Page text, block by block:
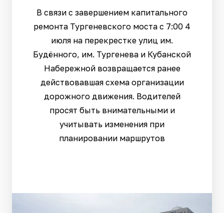
В связи с завершением капитального
ремонта Тургеневского моста с 7:00 4
июля на перекрестке улиц им.
Будённого, им. Тургенева и Кубанской
Набережной возвращается ранее
действовавшая схема организации
дорожного движения. Водителей
просят быть внимательными и
учитывать изменения при
планировании маршрутов